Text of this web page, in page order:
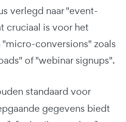
verlegd naar "event-
cruciaal is voor het
conversions" zoals
of "webinar signups".
standaard voor
gegevens biedt